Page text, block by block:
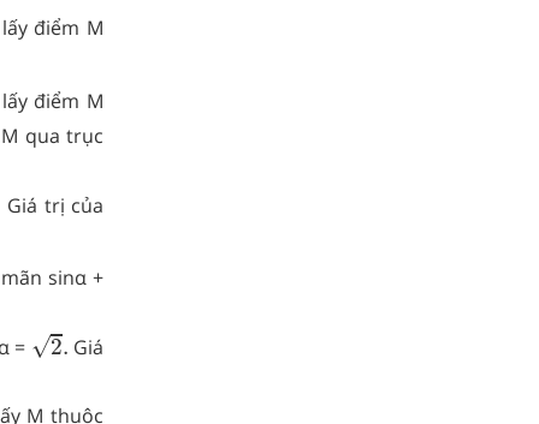
điểm M
điểm M
qua trục
Giá trị của
sinα +
= √2.
. Giá
M thuộc